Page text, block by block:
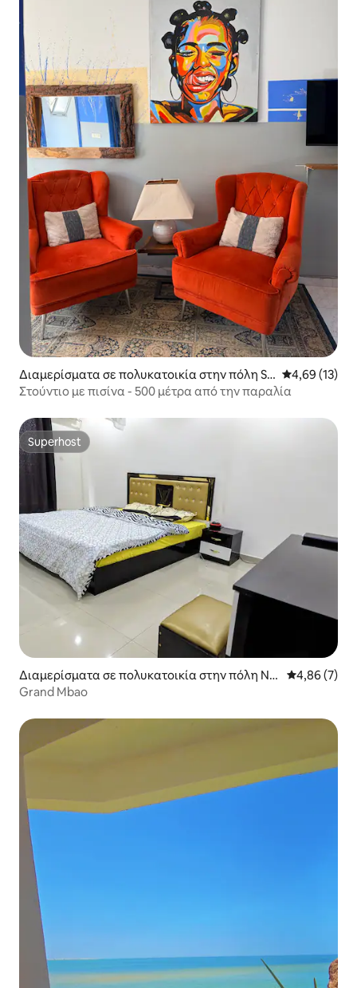
Διαμερίσματα σε πολυκατοικία στην πόλη Sal
y
Μέση
4,69 (13)
Στούντιο με πισίνα - 500 μέτρα από την παραλία
Superhost
Superhost
Διαμερίσματα σε πολυκατοικία στην πόλη Nd
akhar
Μέση
4,86 (7)
Grand Mbao